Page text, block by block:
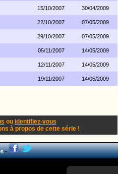
15/10/2007
30/04/2009
22/10/2007
07/05/2009
29/10/2007
07/05/2009
05/11/2007
14/05/2009
12/11/2007
14/05/2009
19/11/2007 14/05/2009
ou identifiez-vous
à propos de cette série !
-